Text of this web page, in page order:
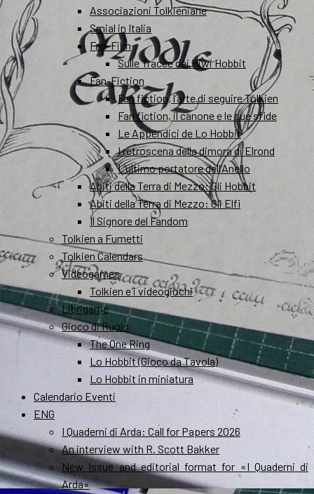
Associazioni Tolkieniane
Smial in Italia
Fan-Film
Sulle Tracce dei Kiwi Hobbit
Fan-Fiction
Fan fiction, l’arte di seguire Tolkien
Fan fiction, il canone e le sue sfide
Le Appendici de Lo Hobbit
I retroscena della dimora di Elrond
L’ultimo portatore dell’Anello
Abiti della Terra di Mezzo: Gli Hobbit
Abiti della Terra di Mezzo: Gli Elfi
Il Signore del Fandom
Tolkien a Fumetti
Tolkien Calendars
Videogames
Tolkien e i videogiochi
Librigame
Gioco di Ruolo
The One Ring
Lo Hobbit (Gioco da Tavola)
Lo Hobbit in miniatura
Calendario Eventi
ENG
I Quaderni di Arda: Call for Papers 2026
An interview with R. Scott Bakker
New Issue and editorial format for «I Quaderni di
Arda»